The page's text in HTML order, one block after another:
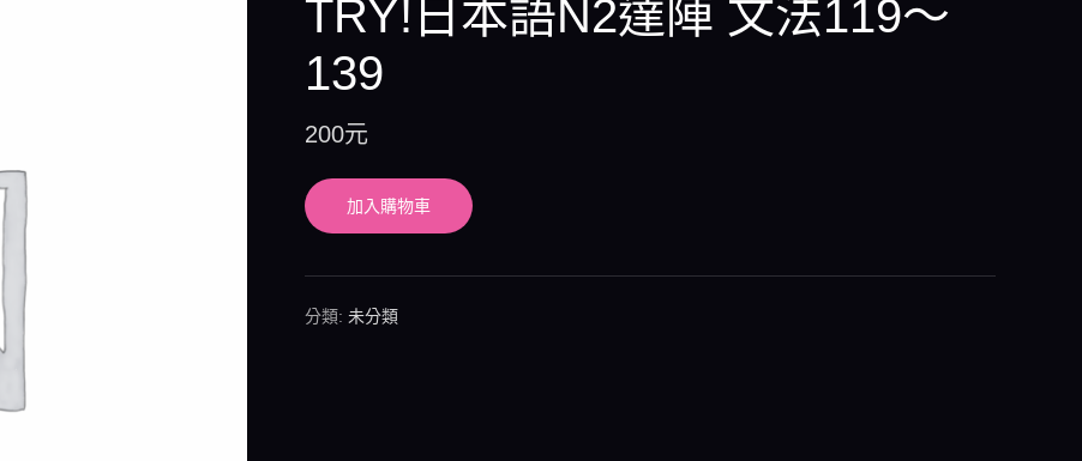
TRY!日本語N2達陣 文法119～
139
200元
加入購物車
分類: 未分類